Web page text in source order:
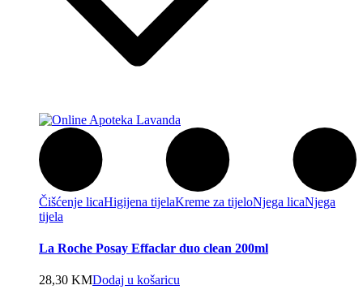
Čišćenje licaHigijena tijelaKreme za tijeloNjega licaNjega
tijela
La Roche Posay Effaclar duo clean 200ml
28,30 KMDodaj u košaricu